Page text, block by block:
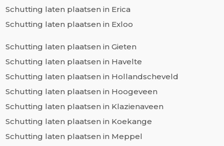
Schutting laten plaatsen in Erica
Schutting laten plaatsen in Exloo
Schutting laten plaatsen in Gieten
Schutting laten plaatsen in Havelte
Schutting laten plaatsen in Hollandscheveld
Schutting laten plaatsen in Hoogeveen
Schutting laten plaatsen in Klazienaveen
Schutting laten plaatsen in Koekange
Schutting laten plaatsen in Meppel